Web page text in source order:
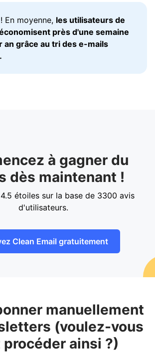
En moyenne, les utilisateurs de
près d'une semaine
an grâce au tri des e-mails
à gagner du
dès maintenant !
4.5 étoiles sur la base de 3300 avis
d'utilisateurs.
Clean Email gratuitement
manuellement
(voulez-vous
ainsi ?)